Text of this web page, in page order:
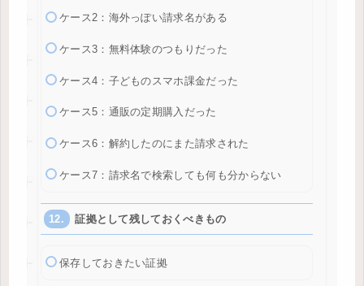
ケース2：海外っぽい請求名がある
ケース3：無料体験のつもりだった
ケース4：子どものスマホ課金だった
ケース5：通販の定期購入だった
ケース6：解約したのにまた請求された
ケース7：請求名で検索しても何も分からない
証拠として残しておくべきもの
保存しておきたい証拠